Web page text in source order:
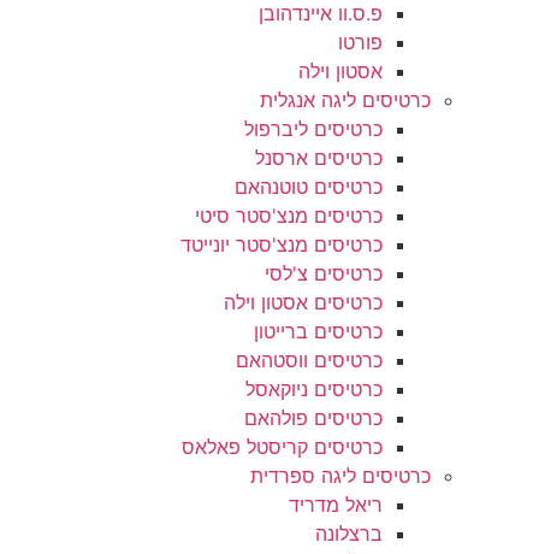
פ.ס.וו איינדהובן
פורטו
אסטון וילה
כרטיסים ליגה אנגלית
כרטיסים ליברפול
כרטיסים ארסנל
כרטיסים טוטנהאם
כרטיסים מנצ'סטר סיטי
כרטיסים מנצ'סטר יונייטד
כרטיסים צ'לסי
כרטיסים אסטון וילה
כרטיסים ברייטון
כרטיסים ווסטהאם
כרטיסים ניוקאסל
כרטיסים פולהאם
כרטיסים קריסטל פאלאס
כרטיסים ליגה ספרדית
ריאל מדריד
ברצלונה